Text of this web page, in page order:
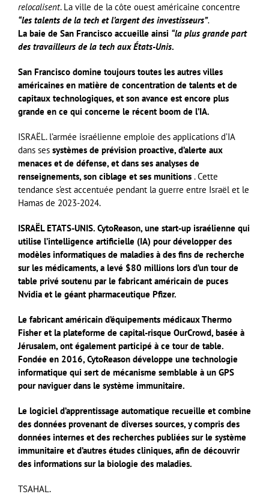
relocalisent. La ville de la côte ouest américaine concentre
“les talents de la tech et l’argent des investisseurs”.
La baie de San Francisco accueille ainsi “la plus grande part
des travailleurs de la tech aux États-Unis.
San Francisco domine toujours toutes les autres villes
américaines en matière de concentration de talents et de
capitaux technologiques, et son avance est encore plus
grande en ce qui concerne le récent boom de l’IA.
ISRAËL. l’armée israélienne emploie des applications d’IA
dans ses systèmes de prévision proactive, d’alerte aux
menaces et de défense, et dans ses analyses de
renseignements, son ciblage et ses munitions . Cette
tendance s’est accentuée pendant la guerre entre Israël et le
Hamas de 2023-2024.
ISRAËL ETATS-UNIS. CytoReason, une start-up israélienne qui
utilise l’intelligence artificielle (IA) pour développer des
modèles informatiques de maladies à des fins de recherche
sur les médicaments, a levé $80 millions lors d’un tour de
table privé soutenu par le fabricant américain de puces
Nvidia et le géant pharmaceutique Pfizer.
Le fabricant américain d’équipements médicaux Thermo
Fisher et la plateforme de capital-risque OurCrowd, basée à
Jérusalem, ont également participé à ce tour de table.
Fondée en 2016, CytoReason développe une technologie
informatique qui sert de mécanisme semblable à un GPS
pour naviguer dans le système immunitaire.
Le logiciel d’apprentissage automatique recueille et combine
des données provenant de diverses sources, y compris des
données internes et des recherches publiées sur le système
immunitaire et d’autres études cliniques, afin de découvrir
des informations sur la biologie des maladies.
TSAHAL.